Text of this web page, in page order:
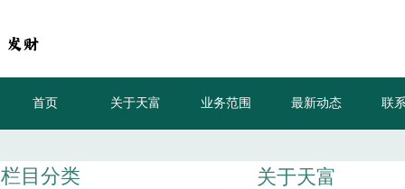
首页 关于天富 业务范围 最新动态 联
栏目分类 关于天富